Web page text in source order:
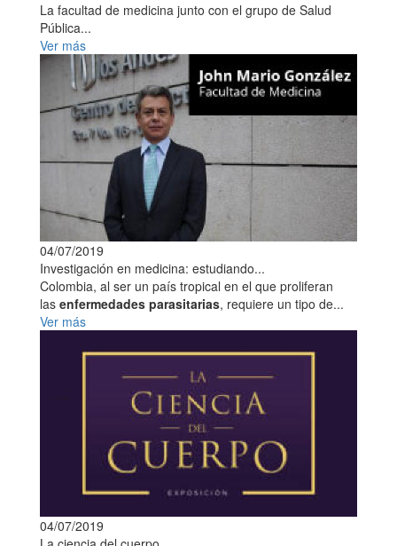
La facultad de medicina junto con el grupo de Salud
Pública...
Ver más
04/07/2019
Investigación en medicina: estudiando...
Colombia, al ser un país tropical en el que proliferan
las enfermedades parasitarias, requiere un tipo de...
Ver más
04/07/2019